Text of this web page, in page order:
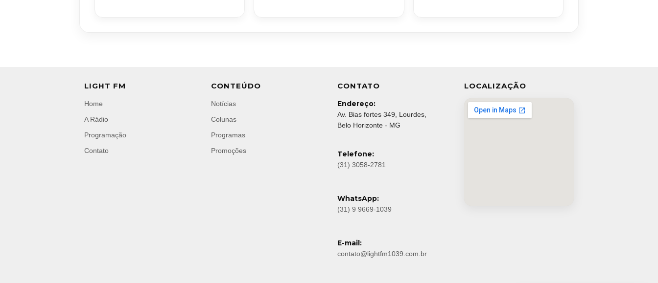
LIGHT FM
Home
A Rádio
Programação
Contato
CONTEÚDO
Notícias
Colunas
Programas
Promoções
CONTATO
Endereço:
Av. Bias fortes 349, Lourdes,
Belo Horizonte - MG
Telefone:
(31) 3058-2781
WhatsApp:
(31) 9 9669-1039
E-mail:
contato@lightfm1039.com.br
LOCALIZAÇÃO